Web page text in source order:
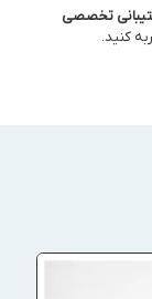
تخصصی
کنید.